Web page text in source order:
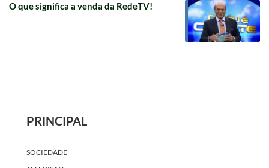
O que significa a venda da RedeTV!
PRINCIPAL
SOCIEDADE